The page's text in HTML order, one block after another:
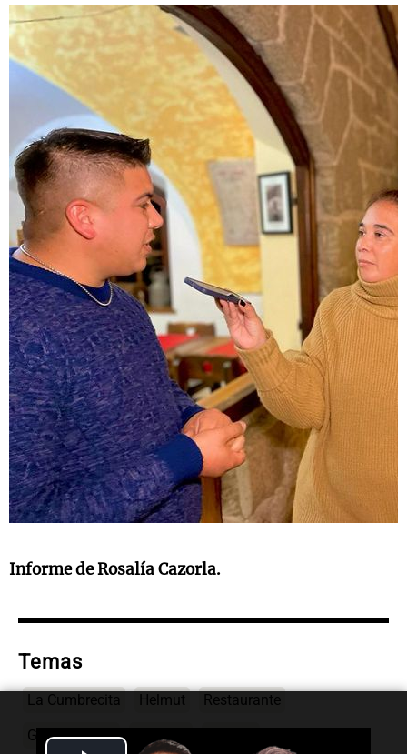
Informe de Rosalía Cazorla.
Temas
La Cumbrecita Helmut Restaurante
Gina Casinelli Córdoba